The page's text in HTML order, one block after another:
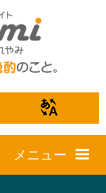
メニュー